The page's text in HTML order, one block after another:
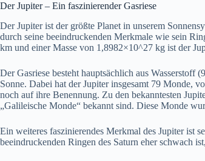
Der Jupiter – Ein faszinierender Gasriese
Der Jupiter ist der größte Planet in unserem
durch seine beeindruckenden Merkmale wie sein
km und einer Masse von 1,8982×10^27 kg ist der
Der Gasriese besteht hauptsächlich aus
Sonne. Dabei hat der Jupiter insgesamt 79 Monde,
noch auf ihre Benennung. Zu den bekanntesten
„Galileische Monde“ bekannt sind. Diese Monde
Ein weiteres faszinierendes Merkmal des Jupiter ist
beeindruckenden Ringen des Saturn eher schwach